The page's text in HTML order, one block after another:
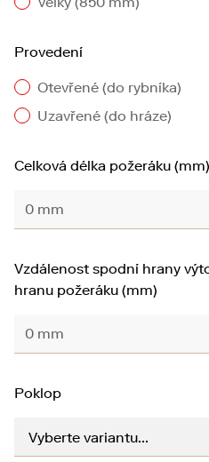
Provedení
Otevřené (do rybníka)
Uzavřené (do hráze)
Celková délka požeráku (mm)
Vzdálenost spodní hrany
hranu požeráku (mm)
Poklop